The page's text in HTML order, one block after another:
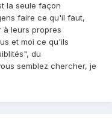
la seule façon
faire ce qu'il faut,
à leurs propres
et moi ce qu'ils
du
semblez chercher, je